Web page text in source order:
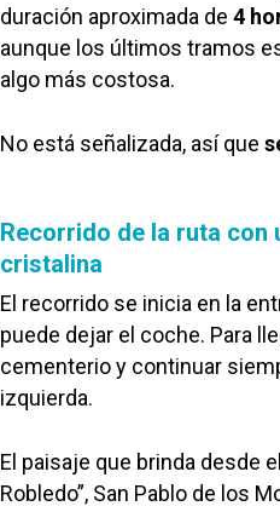
duración aproximada de 4
aunque los últimos tramos
algo más costosa.
No está señalizada, así que
Recorrido de la ruta con
cristalina
El recorrido se inicia en la
puede dejar el coche. Para
cementerio y continuar
izquierda.
El paisaje que brinda desde
Robledo”, San Pablo de los